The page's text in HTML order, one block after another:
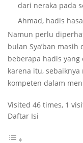
dari neraka pada
Ahmad, hadis
Namun perlu
bulan Sya’ban
beberapa hadis
karena itu,
kompeten dalam
Visited 46 times, 1
Daftar Isi